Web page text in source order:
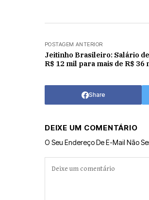
POSTAGEM ANTERIOR
Jeitinho Brasileiro: Salário
R$ 12 mil para mais de R$
Share
DEIXE UM COMENTÁRIO
O Seu Endereço De E-Mail Não